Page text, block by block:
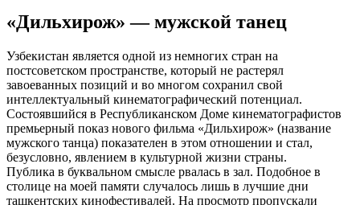
«Дильхирож» — мужской танец
Узбекистан является одной из немногих стран на
постсоветском пространстве, который не растерял
завоеванных позиций и во многом сохранил свой
интеллектуальный кинематографический потенциал.
Состоявшийся в Республиканском Доме кинематографистов
премьерный показ нового фильма «Дильхирож» (название
мужского танца) показателен в этом отношении и стал,
безусловно, явлением в культурной жизни страны.
Публика в буквальном смысле рвалась в зал. Подобное в
столице на моей памяти случалось лишь в лучшие дни
ташкентских кинофестивалей. На просмотр пропускали